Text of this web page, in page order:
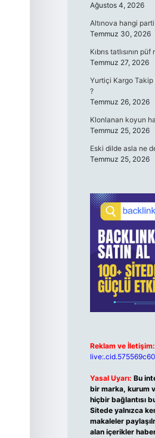
Ağustos 4, 2026
Altınova hangi parti
Temmuz 30, 2026
Kıbrıs tatlısının
Temmuz 27, 2026
Yurtiçi Kargo Takip
?
Temmuz 26, 2026
Klonlanan koyun
Temmuz 25, 2026
Eski dilde asla ne
Temmuz 25, 2026
Reklam ve İletişim:
Yasal Uyarı: Bu
bir marka, kurum
hiçbir bağlantısı
Sitede yalnızca
makaleler
alan içerikler